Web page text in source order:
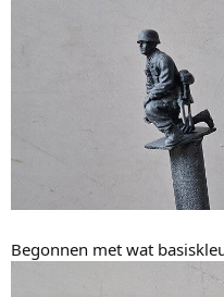
Begonnen met wat